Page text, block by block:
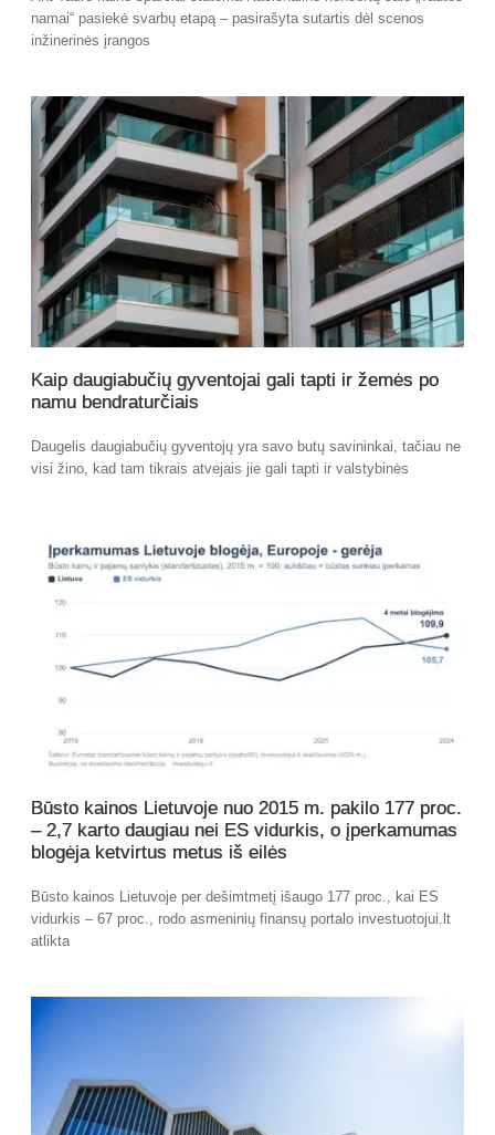
namai“ pasiekė svarbų etapą – pasirašyta sutartis dėl scenos
inžinerinės įrangos
Kaip daugiabučių gyventojai gali tapti ir žemės po
namu bendraturčiais
Daugelis daugiabučių gyventojų yra savo butų savininkai, tačiau ne
visi žino, kad tam tikrais atvejais jie gali tapti ir valstybinės
Būsto kainos Lietuvoje nuo 2015 m. pakilo 177 proc.
– 2,7 karto daugiau nei ES vidurkis, o įperkamumas
blogėja ketvirtus metus iš eilės
Būsto kainos Lietuvoje per dešimtmetį išaugo 177 proc., kai ES
vidurkis – 67 proc., rodo asmeninių finansų portalo investuotojui.lt
atlikta